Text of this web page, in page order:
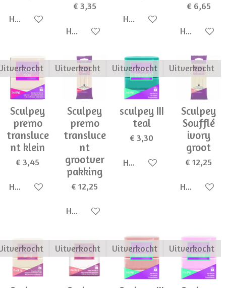
Houd mij op de hoogte
€ 3,35
Houd mij op de hoogte
Houd mij op de hoogte
€ 6,65
Houd mij
Sculpey
premo
transluce
nt klein
€ 3,45
Houd mij op de hoogte
Uitverkocht
Sculpey
premo
transluce
nt
grootver
pakking
€ 12,25
Houd mij op de hoogte
Uitverkocht
sculpey III
teal
€ 3,30
Houd mij op de hoogte
Uitverkocht
Sculpey
Soufflé
ivory
groot
€ 12,25
Houd mij
Uitverkocht Uitverkocht Uitverkocht